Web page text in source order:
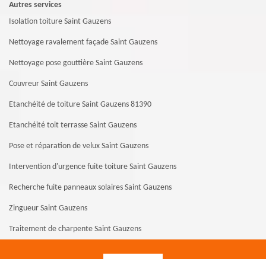
Autres services
Isolation toiture Saint Gauzens
Nettoyage ravalement façade Saint Gauzens
Nettoyage pose gouttière Saint Gauzens
Couvreur Saint Gauzens
Etanchéité de toiture Saint Gauzens 81390
Etanchéité toit terrasse Saint Gauzens
Pose et réparation de velux Saint Gauzens
Intervention d'urgence fuite toiture Saint Gauzens
Recherche fuite panneaux solaires Saint Gauzens
Zingueur Saint Gauzens
Traitement de charpente Saint Gauzens